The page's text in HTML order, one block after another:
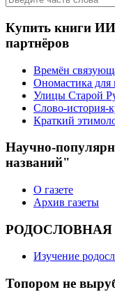
Купить книги
партнёров
Времён
Ономастика для
Улицы Старой
Слово-история-
Краткий
Научно-
названий"
О газете
Архив газеты
РОДОСЛОВНАЯ
Изучение
Топором не